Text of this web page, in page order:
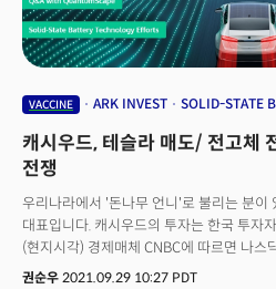
의견을 피력한 것 뿐 아니라 현실적으로는
행사할 경우 상당한 세금을 내야 하는 점도
머스크는 내년 8월 13일까지 테슬라 주식
3조3000억원)의 이익을 얻어 이에 대한 세
실제로 보유 지분을 매각할지는 현재로선
발언대로 지분을 매각하지 않는다면, 그의
(WSJ)에 따르면, 그는 2018년 자진 상장
증권거래위원회(SEC)로부터 고소를 당한
입방정이 이번에는 또 어떤 결과를 가져올
있습니다.
VACCINE ARK INVEST SOLID-STATE
캐시우드, 테슬라 매도/ 전고체
전쟁
우리나라에서 '돈나무 언니'로 불리는 분이
대표입니다. 캐시우드의 투자는 한국 투자
(현지시각) 경제매체 CNBC에 따르면 나
대표는 테슬라 주식 26만 9552주를 팔았
권순우 2021.09.29 10:27 PDT